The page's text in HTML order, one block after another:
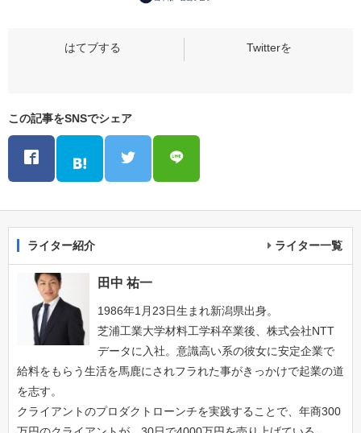
この記事をSNSでシェア
ライター紹介 ライター一覧
田中 祐一
1986年1月23日生まれ新潟県出身。
芝浦工業大学材料工学科卒業後、株式会社NTT
データに入社。意識高い系の彼女に安定企業で
給料をもらう生活を馬鹿にされフラれた事がきっかけで起業の道
を志す。
クライアントのプロダクトローンチを実践することで、年商300